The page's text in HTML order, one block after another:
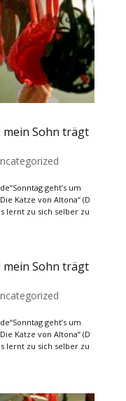
mein Sohn trägt
geht’s um
Katze von Altona“ (D
lernt zu sich selber zu
mein Sohn trägt
geht’s um
Katze von Altona“ (D
lernt zu sich selber zu